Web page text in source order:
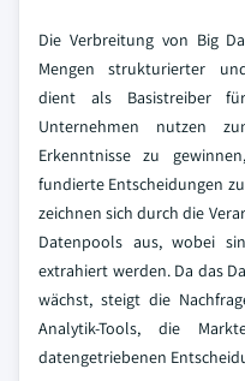
Die Verbreitung von Big
Mengen strukturierter
dient als Basistreiber
Unternehmen nutzen
Erkenntnisse zu
fundierte Entscheidungen
zeichnen sich durch die
Datenpools aus, wobei
extrahiert werden. Da das
wächst, steigt die
Analytik-Tools, die
datengetriebenen